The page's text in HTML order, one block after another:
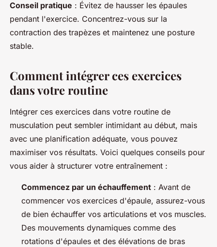
Conseil pratique : Évitez de hausser les épaules
pendant l'exercice. Concentrez-vous sur la
contraction des trapèzes et maintenez une posture
stable.
Comment intégrer ces exercices
dans votre routine
Intégrer ces exercices dans votre routine de
musculation peut sembler intimidant au début, mais
avec une planification adéquate, vous pouvez
maximiser vos résultats. Voici quelques conseils pour
vous aider à structurer votre entraînement :
Commencez par un échauffement : Avant de
commencer vos exercices d'épaule, assurez-vous
de bien échauffer vos articulations et vos muscles.
Des mouvements dynamiques comme des
rotations d'épaules et des élévations de bras